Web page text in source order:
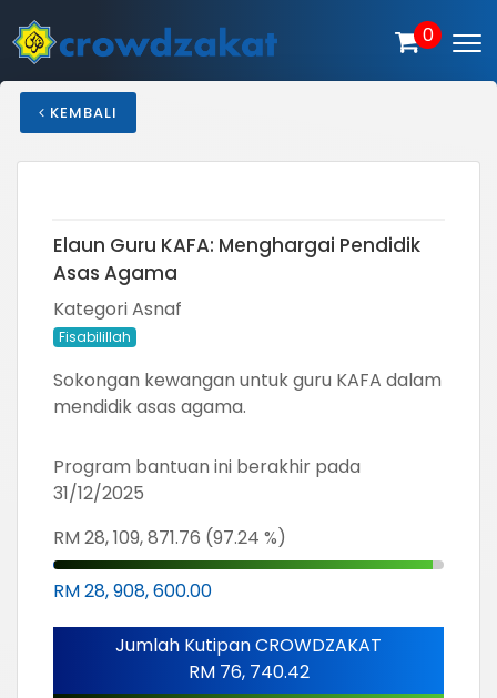
0
KEMBALI
Elaun Guru KAFA: Menghargai Pendidik
Asas Agama
Kategori Asnaf
Fisabilillah
Sokongan kewangan untuk guru KAFA dalam
mendidik asas agama.
Program bantuan ini berakhir pada
31/12/2025
RM 28, 109, 871.76 (97.24 %)
RM 28, 908, 600.00
Jumlah Kutipan CROWDZAKAT
RM 76, 740.42